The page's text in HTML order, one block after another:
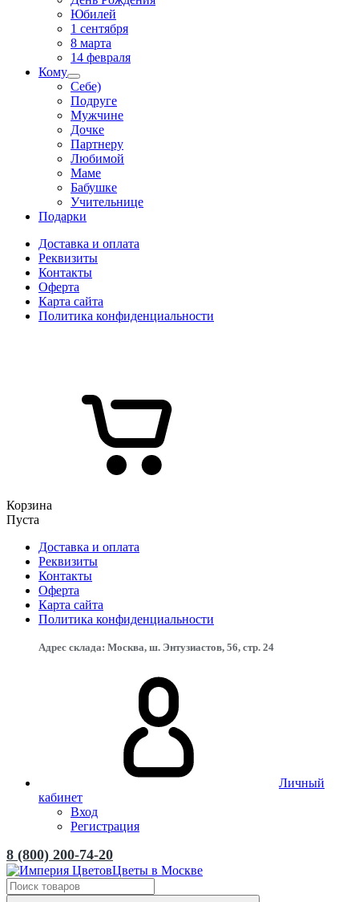
Юбилей
1 сентября
8 марта
14 февраля
Кому
Себе)
Подруге
Мужчине
Дочке
Партнеру
Любимой
Маме
Бабушке
Учительнице
Подарки
Доставка и оплата
Реквизиты
Контакты
Оферта
Карта сайта
Политика конфиденциальности
Корзина
Пуста
Доставка и оплата
Реквизиты
Контакты
Оферта
Карта сайта
Политика конфиденциальности
Адрес склада: Москва, ш. Энтузиастов, 56, стр. 24
Личный
кабинет
Вход
Регистрация
8 (800) 200-74-20
Цветы в Москве